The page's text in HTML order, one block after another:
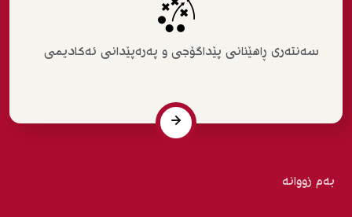
سەنتەری ڕاهێنانی پێداگۆجی و پەرەپێدانی ئەکادیمی
بەم زووانە